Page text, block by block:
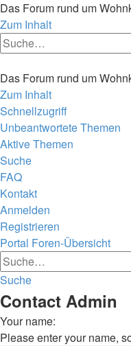
Das Forum rund um
Zum Inhalt
Das Forum rund um
Zum Inhalt
Schnellzugriff
Unbeantwortete Themen
Aktive Themen
Suche
FAQ
Kontakt
Anmelden
Registrieren
Portal Foren-Übersicht
Suche
Contact Admin
Your name:
Please enter your name,